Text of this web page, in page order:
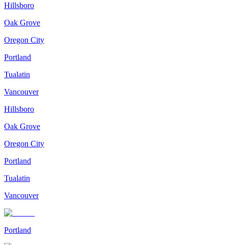
Hillsboro
Oak Grove
Oregon City
Portland
Tualatin
Vancouver
Hillsboro
Oak Grove
Oregon City
Portland
Tualatin
Vancouver
Portland